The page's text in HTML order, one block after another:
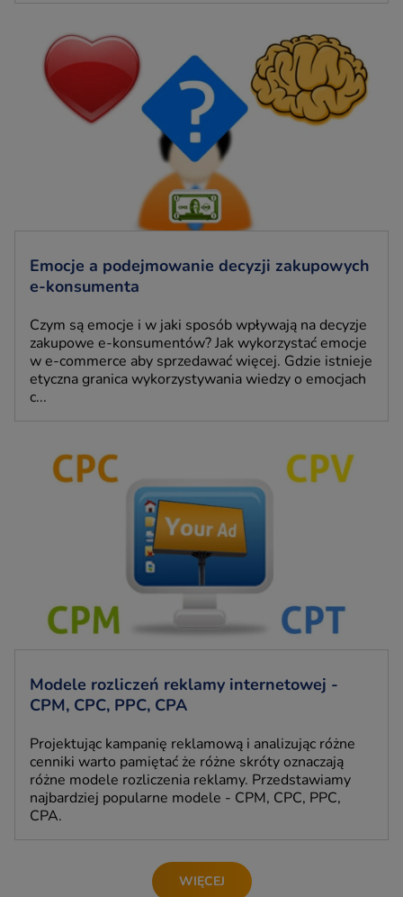
Emocje a podejmowanie decyzji zakupowych
e-konsumenta
Czym są emocje i w jaki sposób wpływają na decyzje
zakupowe e-konsumentów? Jak wykorzystać emocje
w e-commerce aby sprzedawać więcej. Gdzie istnieje
etyczna granica wykorzystywania wiedzy o emocjach
c...
Modele rozliczeń reklamy internetowej -
CPM, CPC, PPC, CPA
Projektując kampanię reklamową i analizując różne
cenniki warto pamiętać że różne skróty oznaczają
różne modele rozliczenia reklamy. Przedstawiamy
najbardziej popularne modele - CPM, CPC, PPC,
CPA.
WIĘCEJ